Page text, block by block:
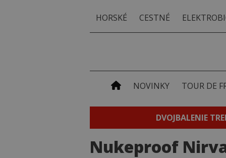
HORSKÉ CESTNÉ
NOVINKY TOUR DE
DVOJBALENIE
Nukeproof